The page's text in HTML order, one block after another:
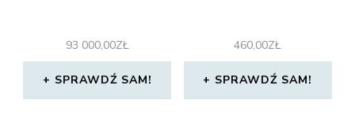
93 000,00ZŁ
SPRAWDŹ SAM!
460,00ZŁ
SPRAWDŹ SAM!